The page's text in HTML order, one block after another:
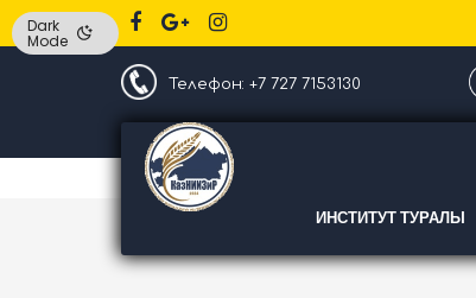
Телефон: +7 727 7153130
ИНСТИТУТ ТУРАЛЫ
Dark
Mode